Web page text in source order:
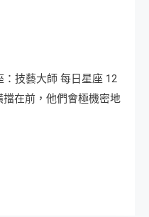
：技藝大師 每日星座 12
在前，他們會極機密地